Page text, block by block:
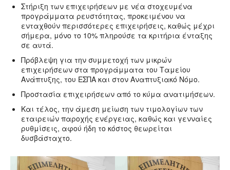
Στήριξη των επιχειρήσεων με νέα στοχευμένα
προγράμματα ρευστότητας, προκειμένου να
ενταχθούν περισσότερες επιχειρήσεις, καθώς μέχρι
σήμερα, μόνο το 10% πληρούσε τα κριτήρια ένταξης
σε αυτά.
Πρόβλεψη για την συμμετοχή των μικρών
επιχειρήσεων στα προγράμματα του Ταμείου
Ανάπτυξης, του ΕΣΠΑ και στον Αναπτυξιακό Νόμο.
Προστασία επιχειρήσεων από το κύμα ανατιμήσεων.
Και τέλος, την άμεση μείωση των τιμολογίων των
εταιρειών παροχής ενέργειας, καθώς και γενναίες
ρυθμίσεις, αφού ήδη το κόστος θεωρείται
δυσβάσταχτο.